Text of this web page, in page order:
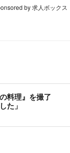
by 求人ボックス
料理』を撮了
た」